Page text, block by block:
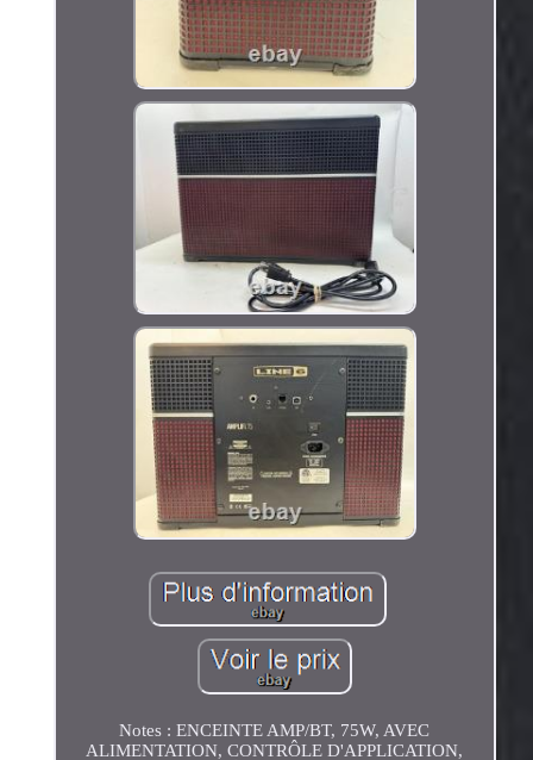
Notes : ENCEINTE AMP/BT, 75W, AVEC
ALIMENTATION, CONTRÔLE D'APPLICATION,